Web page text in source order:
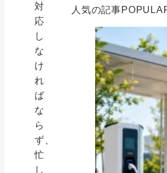
対
応
し
な
け
れ
ば
な
ら
ず、
忙
し
人気の記事